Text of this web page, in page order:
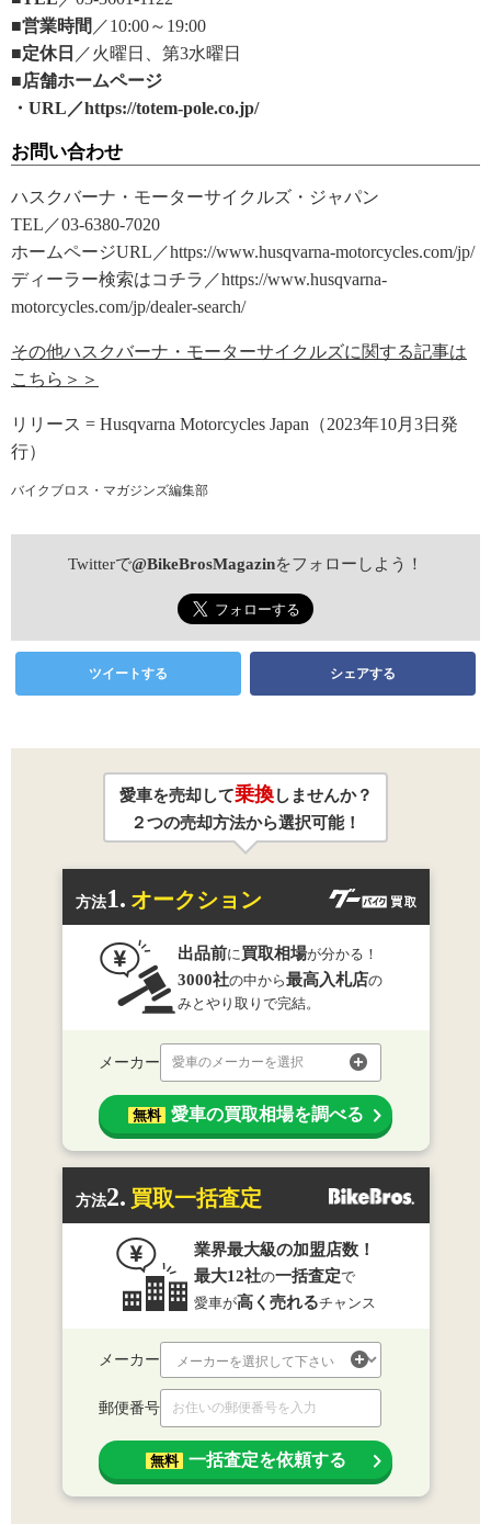
■営業時間 ／10:00～19:00
■定休日 ／火曜日、第3水曜日
■店舗ホームページ
・URL／https://totem-pole.co.jp/
お問い合わせ
ハスクバーナ・モーターサイクルズ・ジャパン
TEL／03-6380-7020
ホームページURL／https://www.husqvarna-motorcycles.com/jp/
ディーラー検索はコチラ／https://www.husqvarna-
motorcycles.com/jp/dealer-search/
その他ハスクバーナ・モーターサイクルズに関する記事は
こちら＞＞
リリース = Husqvarna Motorcycles Japan（2023年10月3日発
行）
バイクブロス・マガジンズ編集部
Twitterで@BikeBrosMagazinをフォローしよう！
ツイートする シェアする
愛車を売却して乗換しませんか？
２つの売却方法から選択可能！
方法1. オークション
出品前に買取相場が分かる！
3000社の中から最高入札店の
みとやり取りで完結。
メーカー 愛車のメーカーを選択
無料 愛車の買取相場を調べる
方法2. 買取一括査定
業界最大級の加盟店数！
最大12社の一括査定で
愛車が高く売れるチャンス
メーカー
郵便番号
無料 一括査定を依頼する